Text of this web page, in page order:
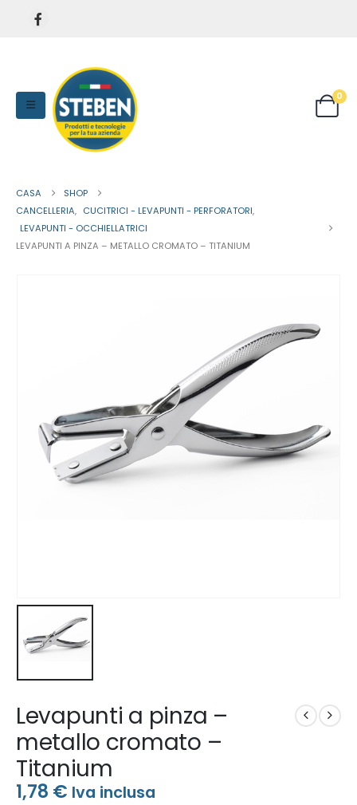
0
CASA
SHOP
CANCELLERIA, CUCITRICI - LEVAPUNTI - PERFORATORI,
LEVAPUNTI - OCCHIELLATRICI
LEVAPUNTI A PINZA – METALLO CROMATO – TITANIUM
Levapunti a pinza –
metallo cromato –
Titanium
1,78 € Iva inclusa